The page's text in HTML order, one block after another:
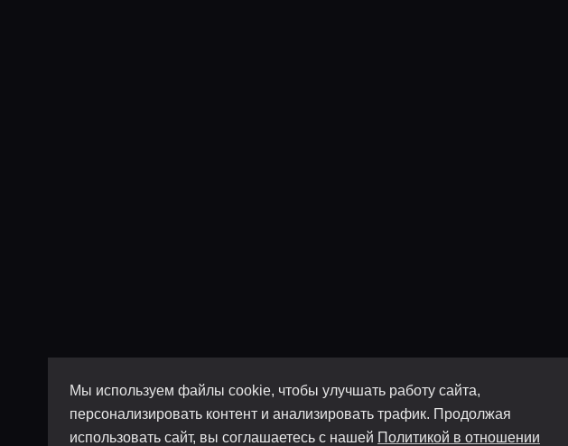
Мы используем файлы cookie, чтобы улучшать работу сайта,
персонализировать контент и анализировать трафик. Продолжая
использовать сайт, вы соглашаетесь с нашей Политикой в отношении